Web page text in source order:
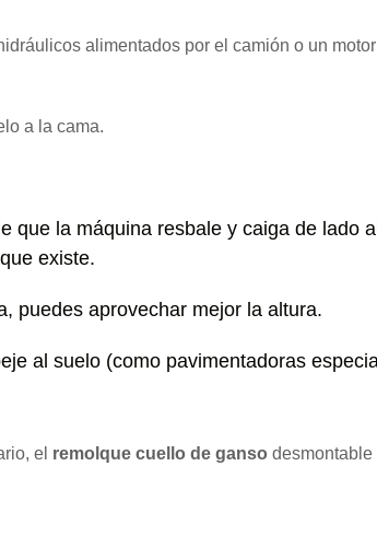
alimentados por el camión o un
a la cama.
que la máquina resbale y caiga de lado
existe.
puedes aprovechar mejor la altura.
al suelo (como pavimentadoras
el remolque cuello de ganso